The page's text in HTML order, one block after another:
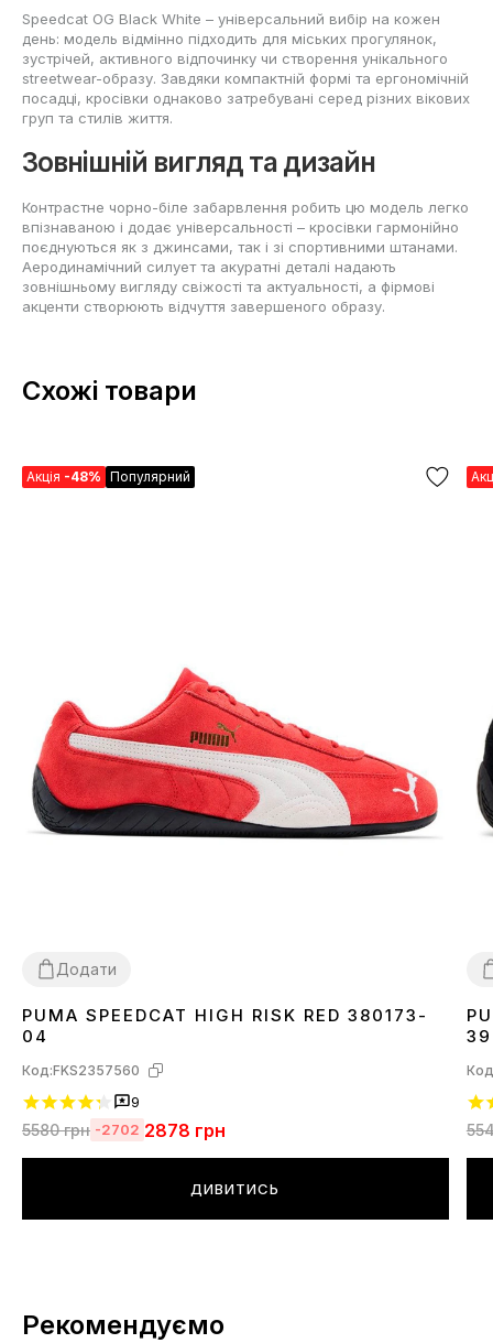
Speedcat OG Black White – універсальний вибір на кожен
день: модель відмінно підходить для міських прогулянок,
зустрічей, активного відпочинку чи створення унікального
streetwear-образу. Завдяки компактній формі та ергономічній
посадці, кросівки однаково затребувані серед різних вікових
груп та стилів життя.
Зовнішній вигляд та дизайн
Контрастне чорно-біле забарвлення робить цю модель легко
впізнаваною і додає універсальності – кросівки гармонійно
поєднуються як з джинсами, так і зі спортивними штанами.
Аеродинамічний силует та акуратні деталі надають
зовнішньому вигляду свіжості та актуальності, а фірмові
акценти створюють відчуття завершеного образу.
Схожі товари
Акція -48% Популярний
Додати
36373839 44
PUMA SPEEDCAT HIGH RISK RED 380173-
04
Код:FKS2357560
9
5580грн -2702 2878 грн
ДИВИТИСЬ
Рекомендуємо